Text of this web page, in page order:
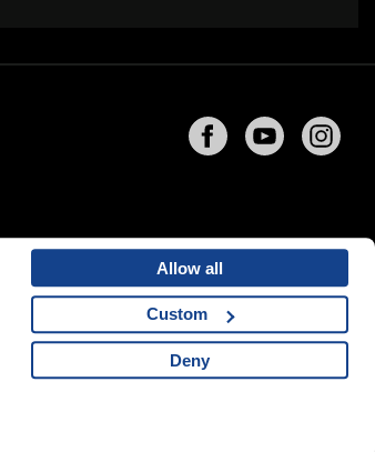
Allow all
Custom
Deny